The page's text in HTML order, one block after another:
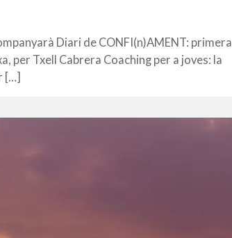
Diari de CONFI(n)AMENT: primera
per Txell Cabrera Coaching per a joves: la
[…]